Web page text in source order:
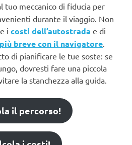
tuo meccanico di fiducia per
durante il viaggio. Non
i costi dell’autostrada e di
breve con il navigatore.
di pianificare le tue soste: se
dovresti fare una piccola
la stanchezza alla guida.
il percorso!